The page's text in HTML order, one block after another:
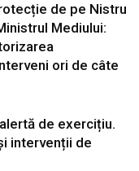
de pe Nistru
Mediului:
ori de câte
de exercițiu.
intervenții de